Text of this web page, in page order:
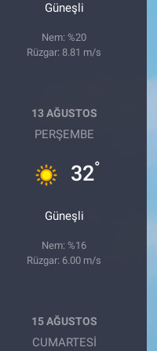
Güneşli
Nem: %20
Rüzgar: 8.81 m/s
13 AĞUSTOS
PERŞEMBE
32°
Güneşli
Nem: %16
Rüzgar: 6.00 m/s
15 AĞUSTOS
CUMARTESI